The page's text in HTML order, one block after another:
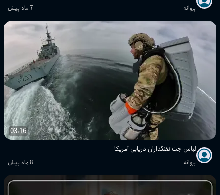
پروانه 7 ماه پیش
03:16
لباس جت تفنگداران دریایی آمریکا
پروانه 8 ماه پیش